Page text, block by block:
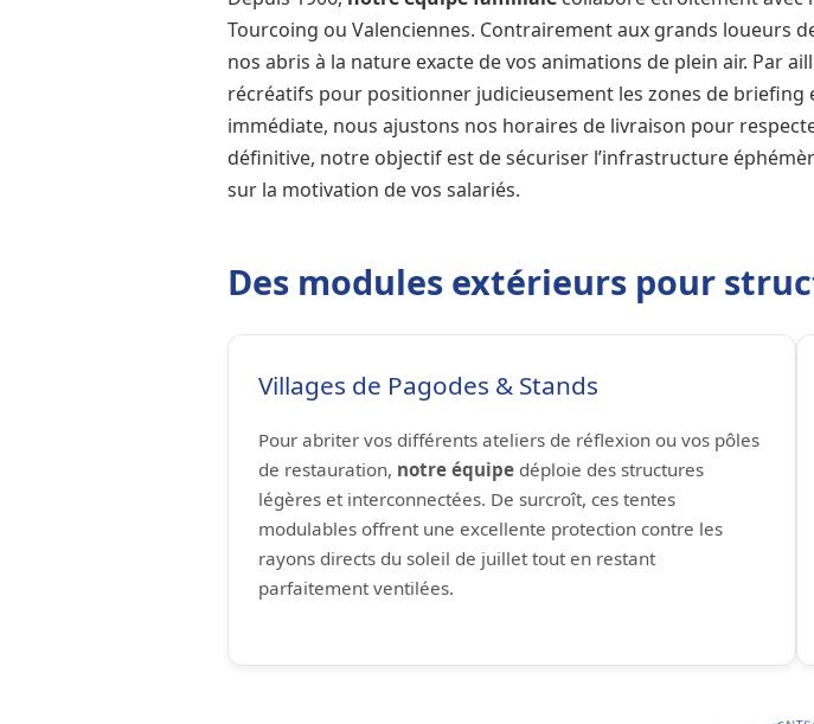
Tourcoing ou Valenciennes. Contrairement aux grands loueurs
nos abris à la nature exacte de vos animations de plein air. Par
récréatifs pour positionner judicieusement les zones de
immédiate, nous ajustons nos horaires de livraison pour
définitive, notre objectif est de sécuriser l’infrastructure
sur la motivation de vos salariés.
Des modules extérieurs pour
Villages de Pagodes & Stands
Pour abriter vos différents ateliers de réflexion ou vos pôles
de restauration, notre équipe déploie des structures
légères et interconnectées. De surcroît, ces tentes
modulables offrent une excellente protection contre les
rayons directs du soleil de juillet tout en restant
parfaitement ventilées.